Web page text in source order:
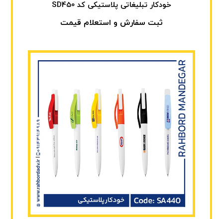
خودکار تبلیغاتی پلاستیکی کد SD450
ثبت سفارش و استعلام قیمت